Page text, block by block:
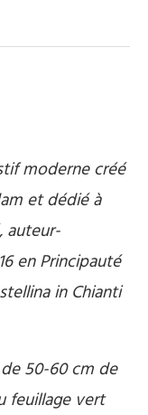
moderne créé
et dédié à
auteur-
en Principauté
in Chianti
50-60 cm de
feuillage vert